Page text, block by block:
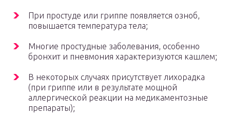
При простуде или гриппе появляется озноб,
повышается температура тела;
Многие простудные заболевания, особенно
бронхит и пневмония характеризуются кашлем;
В некоторых случаях присутствует лихорадка
(при гриппе или в результате мощной
аллергической реакции на медикаментозные
препараты);